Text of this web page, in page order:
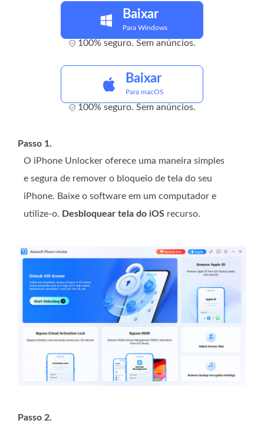
Baixar
Para Windows
100% seguro. Sem anúncios.
Baixar
Para macOS
100% seguro. Sem anúncios.
Passo 1.
O iPhone Unlocker oferece uma maneira simples
e segura de remover o bloqueio de tela do seu
iPhone. Baixe o software em um computador e
utilize-o. Desbloquear tela do iOS recurso.
Passo 2.